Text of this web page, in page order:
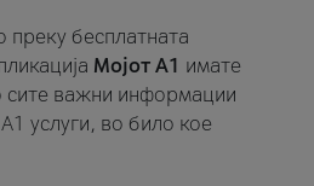
преку бесплатната
Мојот A1 имате
сите важни информации
услуги, во било кое